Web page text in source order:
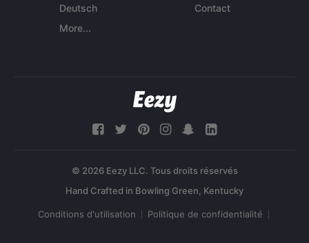
Deutsch
More...
Contact
© 2026 Eezy LLC. Tous droits réservés
Conditions d'utilisation Politique de confidentialité